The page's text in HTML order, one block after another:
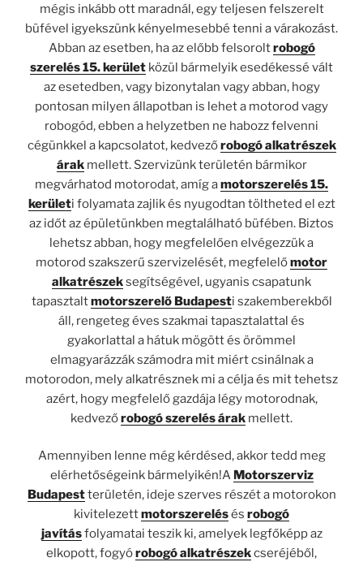
mégis inkább ott maradnál, egy teljesen felszerelt
büfével igyekszünk kényelmesebbé tenni a várakozást.
Abban az esetben, ha az előbb felsoroltrobogó
szerelés 15. kerület közül bármelyik esedékessé vált
az esetedben, vagy bizonytalan vagy abban, hogy
pontosan milyen állapotban is lehet a motorod vagy
robogód, ebben a helyzetben ne habozz felvenni
cégünkkel a kapcsolatot, kedvezőrobogó alkatrészek
árakmellett. Szervizünk területén bármikor
megvárhatod motorodat, amíg amotorszerelés 15.
kerületi folyamata zajlik és nyugodtan töltheted el ezt
az időt az épületünkben megtalálható büfében. Biztos
lehetsz abban, hogy megfelelően elvégezzük a
motorod szakszerű szervizelését, megfelelőmotor
alkatrészeksegítségével, ugyanis csapatunk
tapasztaltmotorszerelő Budapesti szakemberekből
áll, rengeteg éves szakmai tapasztalattal és
gyakorlattal a hátuk mögött és örömmel
elmagyarázzák számodra mit miért csinálnak a
motorodon, mely alkatrésznek mi a célja és mit tehetsz
azért, hogy megfelelő gazdája légy motorodnak,
kedvezőrobogó szerelés árak mellett.
Amennyiben lenne még kérdésed, akkor tedd meg
elérhetőségeink bármelyikén!A Motorszerviz
Budapestterületén, ideje szerves részét a motorokon
kivitelezettmotorszerelésés robogó
javításfolyamatai teszik ki, amelyek legfőképp az
elkopott, fogyórobogó alkatrészekcseréjéből,